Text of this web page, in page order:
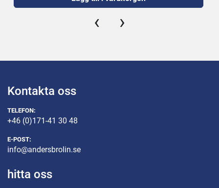
‹ ›
Kontakta oss
TELEFON:
+46 (0)171-41 30 48
E-POST:
info@andersbrolin.se
hitta oss